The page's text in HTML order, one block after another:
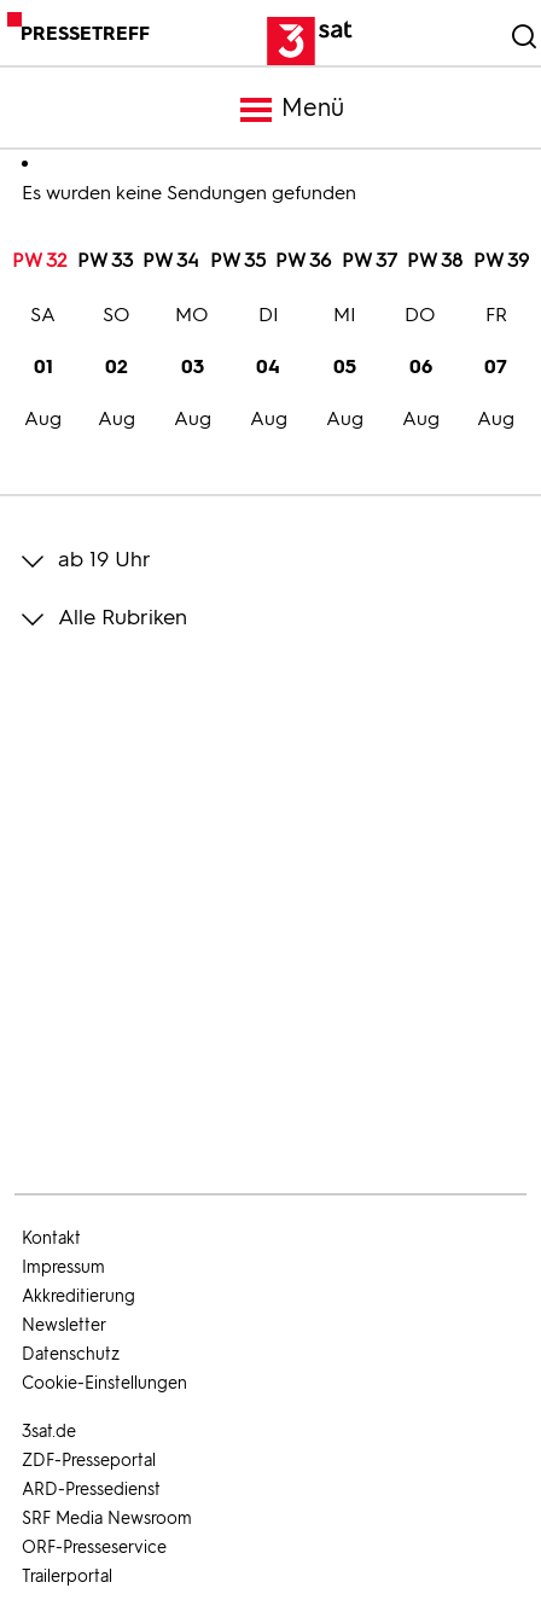
PRESSETREFF
Menü
Meldungen
Programm
Trailer
Bilder
Es wurden keine Sendungen gefunden
PW 32 PW 33 PW 34 PW 35 PW 36 PW 37 PW 38 PW 39
01
Aug
SA
02
Aug
SO
03
Aug
MO
04
Aug
DI
05
Aug
MI
06
Aug
DO
07
Aug
FR
ab 19 Uhr
Alle Rubriken
3sat.de
ZDF-Presseportal
ARD-Pressedienst
SRF Media Newsroom
ORF-Presseservice
Trailerportal
Kontakt
Impressum
Akkreditierung
Newsletter
Datenschutz
Cookie-Einstellungen